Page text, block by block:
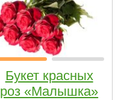
Букет красных
роз «Малышка»